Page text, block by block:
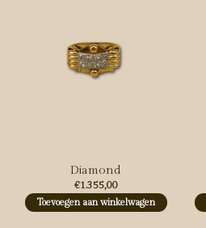
Diamond
€1.355,00
Toevoegen aan winkelwagen